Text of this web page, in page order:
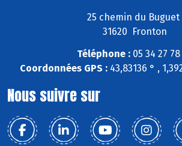
25 chemin du Buguet
31620 Fronton
Téléphone :05 34 27 78
Coordonnées GPS : 43,83136 ° ,
Nous suivre sur